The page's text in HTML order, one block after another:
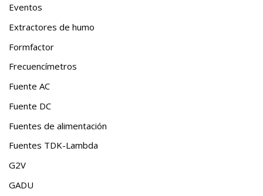
Eventos
Extractores de humo
Formfactor
Frecuencímetros
Fuente AC
Fuente DC
Fuentes de alimentación
Fuentes TDK-Lambda
G2V
GADU